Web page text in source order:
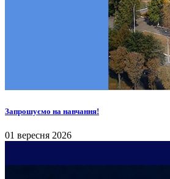
Запрошуємо на навчання!
01 вересня 2026